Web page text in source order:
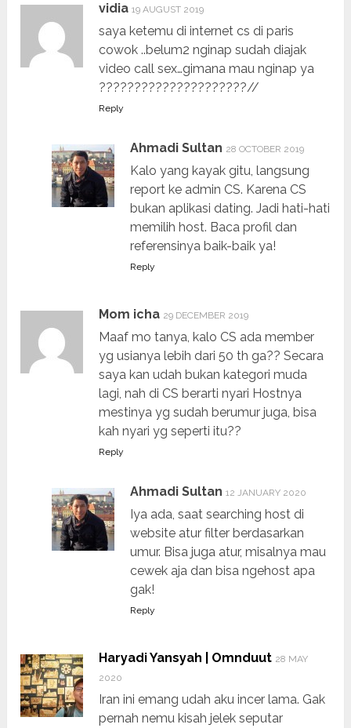
vidia 19 AUGUST 2019
saya ketemu di internet cs di paris
cowok ..belum2 nginap sudah diajak
video call sex…gimana mau nginap ya
?????????????????????//
Reply
Ahmadi Sultan 28 OCTOBER 2019
Kalo yang kayak gitu, langsung
report ke admin CS. Karena CS
bukan aplikasi dating. Jadi hati-hati
memilih host. Baca profil dan
referensinya baik-baik ya!
Reply
Mom icha 29 DECEMBER 2019
Maaf mo tanya, kalo CS ada member
yg usianya lebih dari 50 th ga?? Secara
saya kan udah bukan kategori muda
lagi, nah di CS berarti nyari Hostnya
mestinya yg sudah berumur juga, bisa
kah nyari yg seperti itu??
Reply
Ahmadi Sultan 12 JANUARY 2020
Iya ada, saat searching host di
website atur filter berdasarkan
umur. Bisa juga atur, misalnya mau
cewek aja dan bisa ngehost apa
gak!
Reply
Haryadi Yansyah | Omnduut 28 MAY
2020
Iran ini emang udah aku incer lama. Gak
pernah nemu kisah jelek seputar